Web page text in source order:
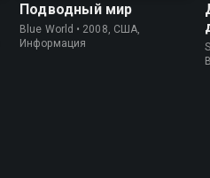
Подводный мир
Blue World • 2008, США,
Информация